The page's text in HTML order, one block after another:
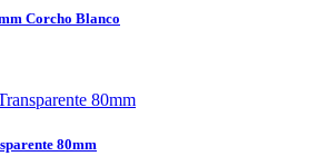
Corcho Blanco
80mm